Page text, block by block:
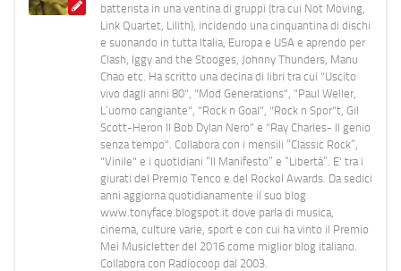
batterista in una ventina di gruppi (tra cui Not Moving,
Link Quartet, Lilith), incidendo una cinquantina di dischi
e suonando in tutta Italia, Europa e USA e aprendo per
Clash, Iggy and the Stooges, Johnny Thunders, Manu
Chao etc. Ha scritto una decina di libri tra cui "Uscito
vivo dagli anni 80", "Mod Generations", "Paul Weller,
L’uomo cangiante", "Rock n Goal", "Rock n Spor"t, Gil
Scott-Heron Il Bob Dylan Nero" e "Ray Charles- Il genio
senza tempo". Collabora con i mensili “Classic Rock”,
"Vinile" e i quotidiani “Il Manifesto” e “Libertà”. E' tra i
giurati del Premio Tenco e del Rockol Awards. Da sedici
anni aggiorna quotidianamente il suo blog
www.tonyface.blogspot.it dove parla di musica,
cinema, culture varie, sport e con cui ha vinto il Premio
Mei Musicletter del 2016 come miglior blog italiano.
Collabora con Radiocoop dal 2003.